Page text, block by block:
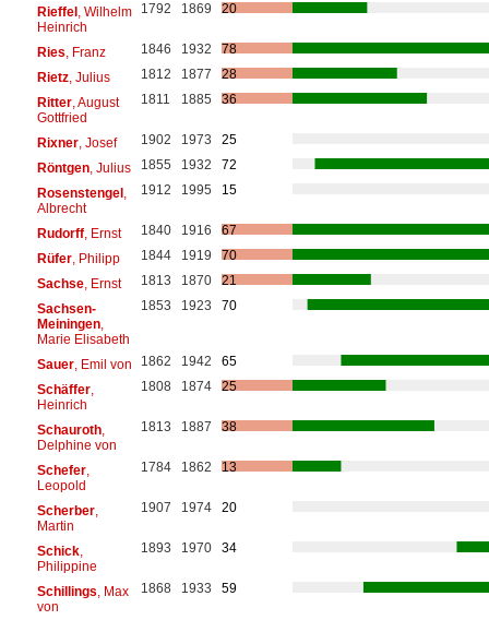
Rieffel , Wilhelm
Heinrich
1792 1869 20
Ries, Franz 1846 1932
78
Rietz, Julius 1812 1877
28
Ritter, August
Gottfried
1811 1885 36
Rixner, Josef 1902 1973
25
Röntgen, Julius 1855 1932
72
Rosenstengel ,
Albrecht
1912 1995 15
Rudorff, Ernst 1840 1916
67
Rüfer, Philipp 1844 1919
70
Sachse, Ernst 1813 1870
21
Sachsen-
Meiningen,
Marie Elisabeth
1853 1923 70
Sauer, Emil von 1862 1942
65
Schäffer,
Heinrich
1808 1874 25
Schauroth,
Delphine von
1813 1887 38
Schefer,
Leopold
1784 1862 13
Scherber,
Martin
1907 1974 20
Schick,
Philippine
1893 1970 34
Schillings, Max
von
1868 1933 59